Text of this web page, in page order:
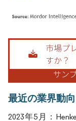
画像 © Mordor
最近の業界動向
2023年5月：